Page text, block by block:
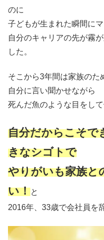
のに
子どもが生まれた瞬間に
自分のキャリアの先が霧
した。
そこから3年間は家族のた
自分に言い聞かせながら
死んだ魚のような目をし
自分だからこそで
きなシゴトで
やりがいも家族と
い！と
2016年、33歳で会社員を